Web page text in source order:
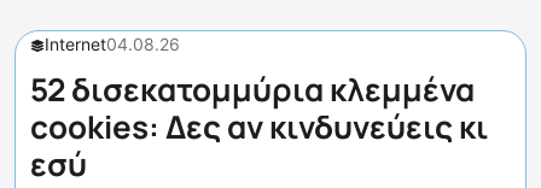
Internet04.08.26
52 δισεκατομμύρια κλεμμένα
cookies: Δες αν κινδυνεύεις κι
εσύ